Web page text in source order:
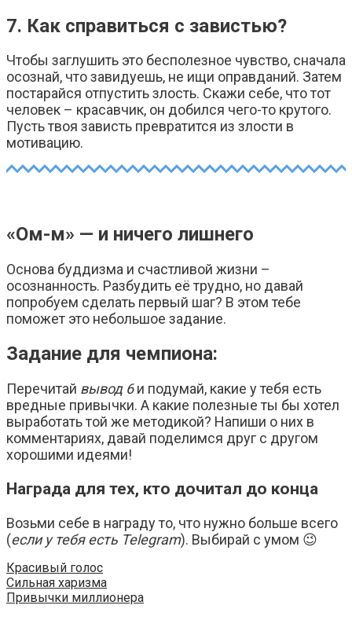
7. Как справиться с завистью?
Чтобы заглушить это бесполезное чувство, сначала
осознай, что завидуешь, не ищи оправданий. Затем
постарайся отпустить злость. Скажи себе, что тот
человек – красавчик, он добился чего-то крутого.
Пусть твоя зависть превратится из злости в
мотивацию.
«Ом-м» — и ничего лишнего
Основа буддизма и счастливой жизни –
осознанность. Разбудить её трудно, но давай
попробуем сделать первый шаг? В этом тебе
поможет это небольшое задание.
Задание для чемпиона:
Перечитай вывод 6и подумай, какие у тебя есть
вредные привычки. А какие полезные ты бы хотел
выработать той же методикой? Напиши о них в
комментариях, давай поделимся друг с другом
хорошими идеями!
Награда для тех, кто дочитал до конца
Возьми себе в награду то, что нужно больше всего
(если у тебя есть Telegram). Выбирай с умом 😉
Красивый голос
Сильная харизма
Привычки миллионера